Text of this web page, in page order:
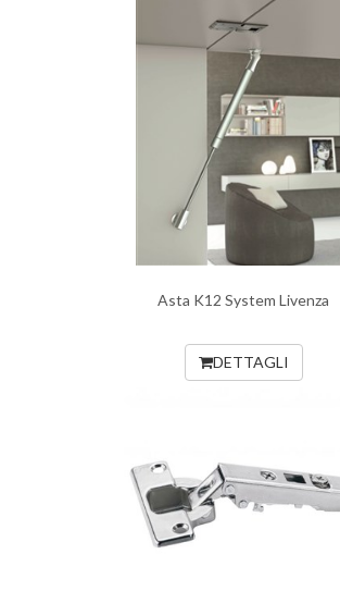
Asta K12 System Livenza
DETTAGLI